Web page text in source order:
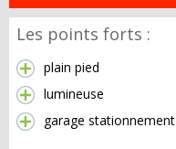
Les points forts :
plain pied
lumineuse
garage stationnement